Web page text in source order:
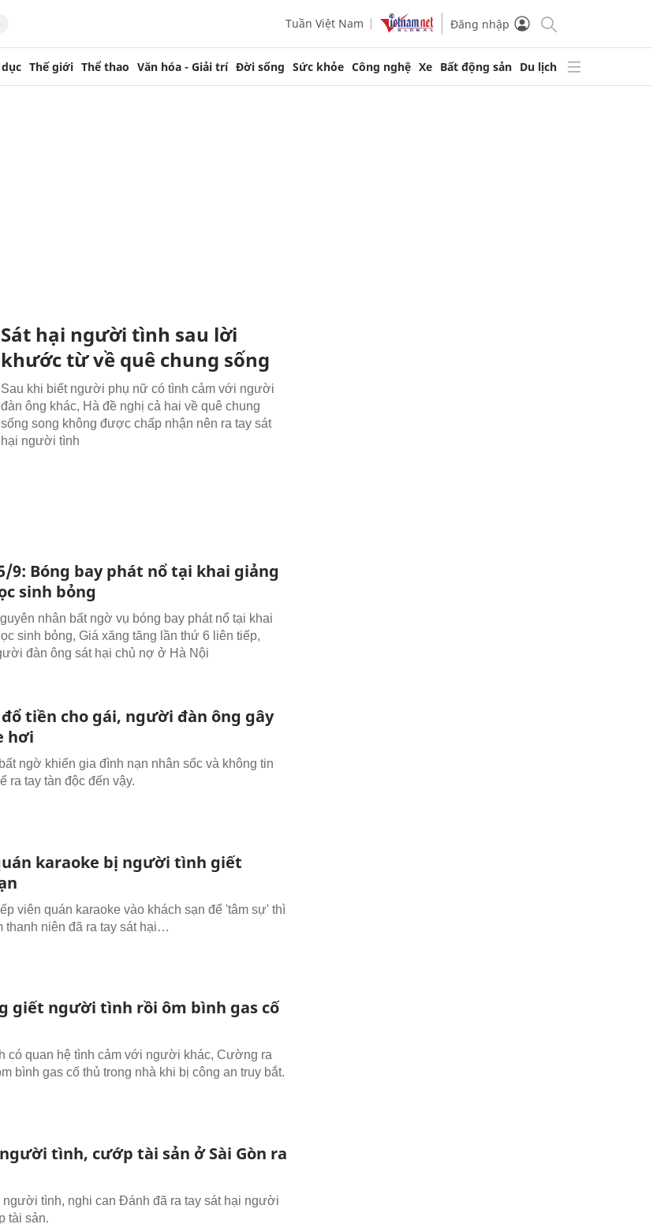
Tuần Việt Nam Đăng nhập
Thế giới Thể thao Văn hóa - Giải trí Đời sống Sức khỏe Công nghệ Xe Bất động sản Du lịch
Sát hại người tình sau lời
khước từ về quê chung sống
Sau khi biết người phụ nữ có tình cảm với người
đàn ông khác, Hà đề nghị cả hai về quê chung
sống song không được chấp nhận nên ra tay sát
hại người tình
9: Bóng bay phát nổ tại khai giảng
sinh bỏng
nhân bất ngờ vụ bóng bay phát nổ tại khai
sinh bỏng, Giá xăng tăng lần thứ 6 liên tiếp,
đàn ông sát hại chủ nợ ở Hà Nội
đổ tiền cho gái, người đàn ông gây
hơi
ngờ khiến gia đình nạn nhân sốc và không tin
ra tay tàn độc đến vậy.
karaoke bị người tình giết
viên quán karaoke vào khách sạn để 'tâm sự' thì
thanh niên đã ra tay sát hại…
giết người tình rồi ôm bình gas cố
có quan hệ tình cảm với người khác, Cường ra
bình gas cố thủ trong nhà khi bị công an truy bắt.
tình, cướp tài sản ở Sài Gòn ra
tình, nghi can Đánh đã ra tay sát hại người
tài sản.